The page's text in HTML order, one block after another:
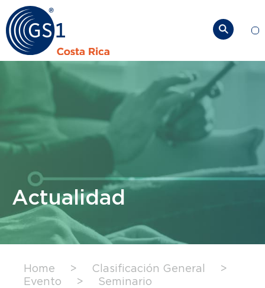
Actualidad
Home > Clasificación General
>
Evento
> Seminario